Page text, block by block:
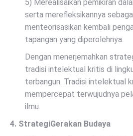
5) Merealisaikan pemikiran
serta merefleksikannya
menteorisasikan kembali
tapangan yang diperolehnya.
Dengan menerjemahkan
tradisi intelektual kritis di
terbangun. Tradisi intelektual
mempercepat terwujudnya
ilmu.
4. StrategiGerakan Budaya